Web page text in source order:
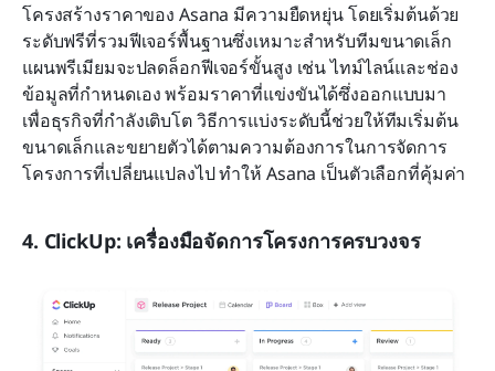
โครงสร้างราคาของ Asana มีความยืดหยุ่น โดยเริ่มต้นด้วย
ระดับฟรีที่รวมฟีเจอร์พื้นฐานซึ่งเหมาะสำหรับทีมขนาดเล็ก
แผนพรีเมียมจะปลดล็อกฟีเจอร์ขั้นสูง เช่น ไทม์ไลน์และช่อง
ข้อมูลที่กำหนดเอง พร้อมราคาที่แข่งขันได้ซึ่งออกแบบมา
เพื่อธุรกิจที่กำลังเติบโต วิธีการแบ่งระดับนี้ช่วยให้ทีมเริ่มต้น
ขนาดเล็กและขยายตัวได้ตามความต้องการในการจัดการ
โครงการที่เปลี่ยนแปลงไป ทำให้ Asana เป็นตัวเลือกที่คุ้มค่า
4. ClickUp: เครื่องมือจัดการโครงการครบวงจร